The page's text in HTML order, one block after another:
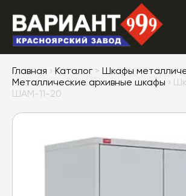
Главная › Каталог > Шкафы
Металлические архивные шкафы ›
ШАМ-11-20